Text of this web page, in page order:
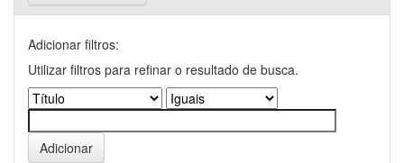
Adicionar filtros:
Utilizar filtros para refinar o resultado de busca.